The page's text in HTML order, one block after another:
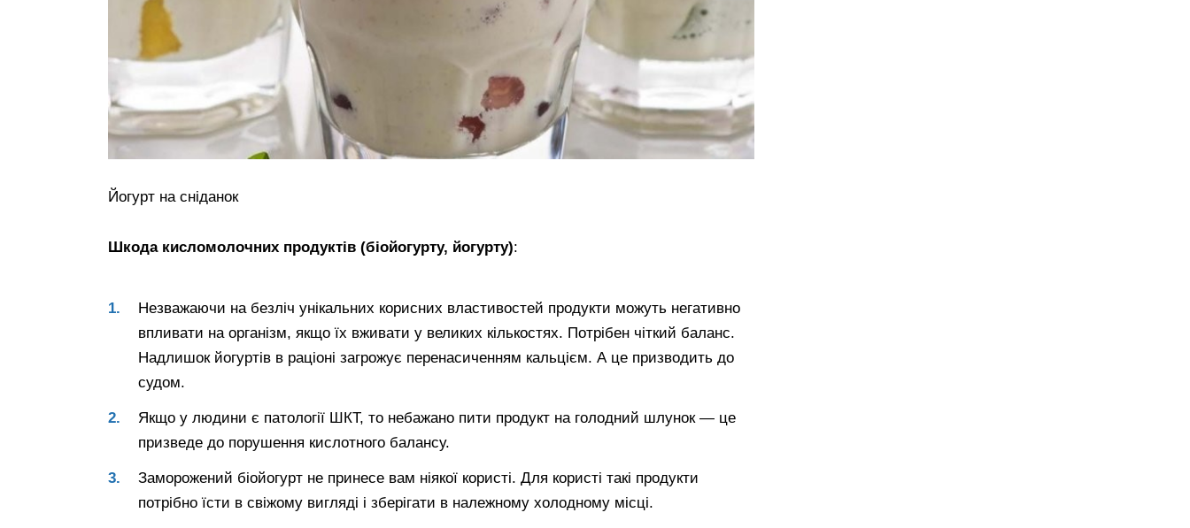
Йогурт на сніданок
Шкода кисломолочних продуктів (біойогурту, йогурту):
Незважаючи на безліч унікальних корисних властивостей продукти можуть негативно
впливати на організм, якщо їх вживати у великих кількостях. Потрібен чіткий баланс.
Надлишок йогуртів в раціоні загрожує перенасиченням кальцієм. А це призводить до
судом.
Якщо у людини є патології ШКТ, то небажано пити продукт на голодний шлунок — це
призведе до порушення кислотного балансу.
Заморожений біойогурт не принесе вам ніякої користі. Для користі такі продукти
потрібно їсти в свіжому вигляді і зберігати в належному холодному місці.